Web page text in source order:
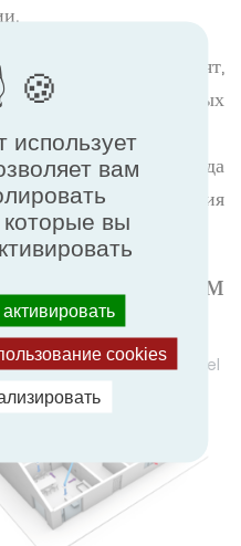
системе типа A говорят,
только на вытяжных
система типа B, когда
отверстия
путем
Источник схемы: Profeel
использует
вам
вы
cookies